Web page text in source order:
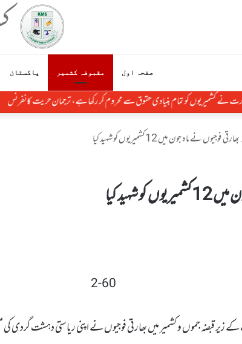
صفحہ اول مقبوضہ کشمیر پاکستان
نے کشمیریوں کو تمام بنیادی حقوق سے محروم کر رکھا ہے، ترجمان حریت کانفرنس
بھارتی فوجیوں نے ماہ جون میں 12کشمیریوں کو شہید کیا
شہید کیا
زیر قبضہ جموں و کشمیر میں بھارتی فوجیوں نے اپنی ریاستی دہشت گردی